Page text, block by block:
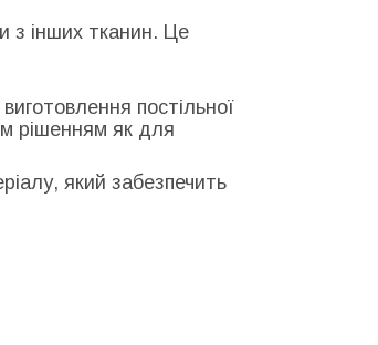
з інших тканин. Це
постільної
рішенням як для
який забезпечить